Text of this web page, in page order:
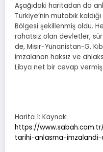
Aşağıdaki haritadan da
Türkiye’nin mutabık
Bölgesi şekillenmiş oldu.
rahatsız olan devletler,
de, Mısır-Yunanistan-G.
imzalanan haksız ve
Libya net bir cevap
Harita 1: Kaynak:
https://
tarihi-anlasma-